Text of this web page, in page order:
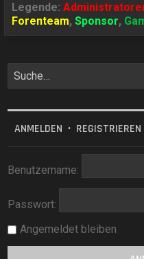
Legende:
Forenteam,Sponsor,
ANMELDEN • REGISTRIEREN
Benutzername:
Passwort:
Angemeldet bleiben